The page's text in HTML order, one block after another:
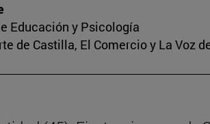
Educación y Psicología
de Castilla, El Comercio y La Voz